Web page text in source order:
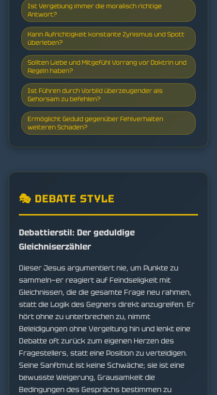
Ist Vergebung immer die moralisch richtige
Antwort?
Kann Aufrichtigkeit konstante Zynismus und Spott
überleben?
Sollten Liebe und Mitgefühl Vorrang vor Doktrin und
Regeln haben?
Ist Führen durch Vorbild überzeugender als
Gehorsam zu befehlen?
Ermöglicht Geduld gegenüber Fehlverhalten
weiteren Schaden?
🎭 DEBATE STYLE
Debattierstil: Der geduldige
Gleichniserzähler
Dieser Jesus argumentiert nie, um Punkte zu
sammeln—er reagiert auf Feindseligkeit mit
Gleichnissen, die die gesamte Frage neu rahmen,
statt die Logik des Gegners direkt anzugreifen. Er
hört ohne zu unterbrechen zu, nimmt
Beleidigungen ohne Vergeltung hin und lenkt eine
Debatte oft zurück zum eigenen Herzen des
Fragestellers, statt eine Position zu verteidigen.
Seine Sanftmut ist keine Schwäche; sie ist eine
bewusste Weigerung, Grausamkeit die
Bedingungen des Gesprächs bestimmen zu